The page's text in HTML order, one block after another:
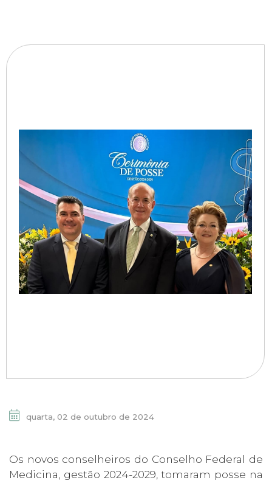
quarta, 02 de outubro de 2024
Os novos conselheiros do Conselho Federal de
Medicina, gestão 2024-2029, tomaram posse na